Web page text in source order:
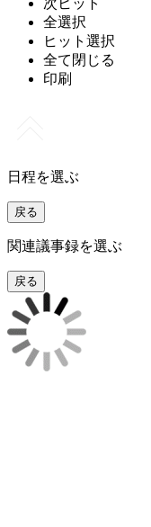
次ヒット
全選択
ヒット選択
全て閉じる
印刷
日程を選ぶ
戻る
関連議事録を選ぶ
戻る